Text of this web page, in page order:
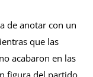
de anotar con un
que las
acabaron en las